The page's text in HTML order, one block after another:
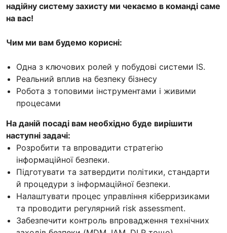
надійну систему захисту ми чекаємо в команді саме
на вас!
Чим ми вам будемо корисні:
Одна з ключових ролей у побудові системи IS.
Pеальний вплив на безпеку бізнесу
Робота з топовими інструментами і живими
процесами
На даній посаді вам необхідно буде вирішити
наступні задачі:​
Розробити та впровадити стратегію
інформаційної безпеки.
Підготувати та затвердити політики, стандарти
й процедури з інформаційної безпеки.
Налаштувати процес управління кіберризиками
та проводити регулярний risk assessment.
Забезпечити контроль впровадження технічних